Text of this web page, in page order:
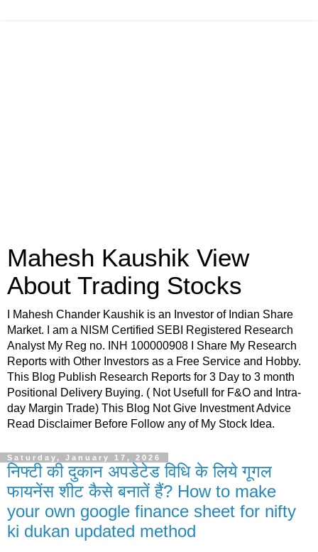
Mahesh Kaushik View
About Trading Stocks
I Mahesh Chander Kaushik is an Investor of Indian Share
Market. I am a NISM Certified SEBI Registered Research
Analyst My Reg no. INH 100000908 I Share My Research
Reports with Other Investors as a Free Service and Hobby.
This Blog Publish Research Reports for 3 Day to 3 month
Positional Delivery Buying. ( Not Usefull for F&O and Intra-
day Margin Trade) This Blog Not Give Investment Advice
Read Disclaimer Before Follow any of My Stock Idea.
Saturday, January 17, 2026
निफ्टी की दुकान अपडेटेड विधि के लिये गूगल
फायनेंस शीट कैसे बनातें हैं? How to make
your own google finance sheet for nifty
ki dukan updated method